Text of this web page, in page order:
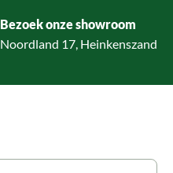
Bezoek onze showroom
Noordland 17, Heinkenszand